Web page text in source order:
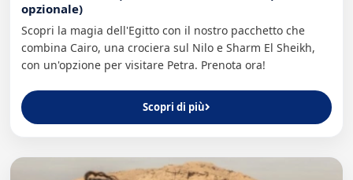
opzionale)
Scopri la magia dell'Egitto con il nostro pacchetto che
combina Cairo, una crociera sul Nilo e Sharm El Sheikh,
con un'opzione per visitare Petra. Prenota ora!
Scopri di più